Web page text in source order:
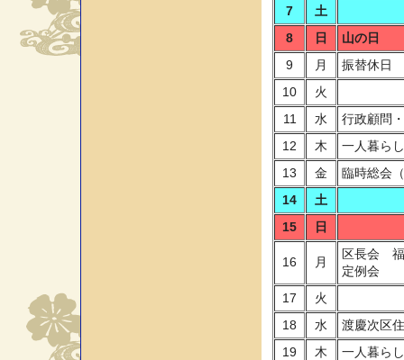
7
土
8
日
山の日
9
月
振替休日
10
火
11
水
行政顧問
12
木
一人暮ら
13
金
臨時総会
14
土
15
日
16 月
区長会 福
定例会
17
火
18
水
渡慶次区
19
木
一人暮ら